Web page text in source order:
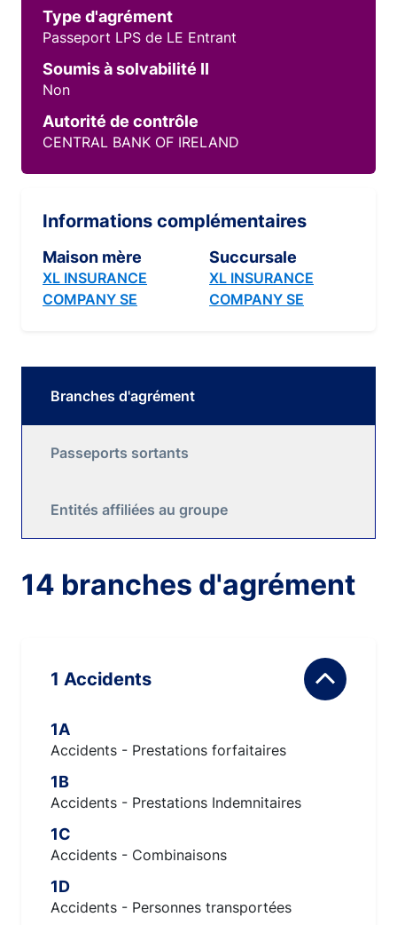
Type d'agrément
Passeport LPS de LE Entrant
Soumis à solvabilité II
Non
Autorité de contrôle
CENTRAL BANK OF IRELAND
Informations complémentaires
Maison mère
XL INSURANCE
COMPANY SE
Succursale
XL INSURANCE
COMPANY SE
Branches d'agrément
Passeports sortants
Entités affiliées au groupe
14 branches d'agrément
1 Accidents
1A
Accidents - Prestations forfaitaires
1B
Accidents - Prestations Indemnitaires
1C
Accidents - Combinaisons
1D
Accidents - Personnes transportées